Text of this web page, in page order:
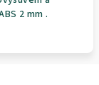
2 mm .